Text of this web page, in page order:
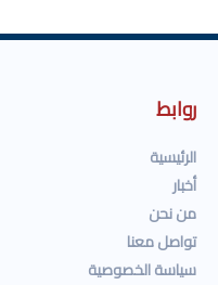
روابط
الرئيسية
أخبار
من نحن
تواصل معنا
سياسة الخصوصية